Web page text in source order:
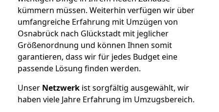
kümmern müssen. Weiterhin verfügen wir über
umfangreiche Erfahrung mit Umzügen von
Osnabrück nach Glückstadt mit jeglicher
Größenordnung und können Ihnen somit
garantieren, dass wir für jedes Budget eine
passende Lösung finden werden.
Unser Netzwerk ist sorgfältig ausgewählt, wir
haben viele Jahre Erfahrung im Umzugsbereich.